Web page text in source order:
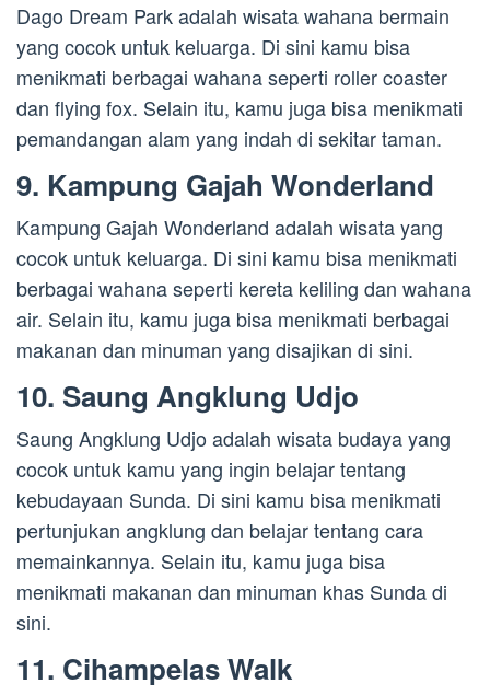
Dago Dream Park adalah wisata wahana bermain
yang cocok untuk keluarga. Di sini kamu bisa
menikmati berbagai wahana seperti roller coaster
dan flying fox. Selain itu, kamu juga bisa menikmati
pemandangan alam yang indah di sekitar taman.
9. Kampung Gajah Wonderland
Kampung Gajah Wonderland adalah wisata yang
cocok untuk keluarga. Di sini kamu bisa menikmati
berbagai wahana seperti kereta keliling dan wahana
air. Selain itu, kamu juga bisa menikmati berbagai
makanan dan minuman yang disajikan di sini.
10. Saung Angklung Udjo
Saung Angklung Udjo adalah wisata budaya yang
cocok untuk kamu yang ingin belajar tentang
kebudayaan Sunda. Di sini kamu bisa menikmati
pertunjukan angklung dan belajar tentang cara
memainkannya. Selain itu, kamu juga bisa
menikmati makanan dan minuman khas Sunda di
sini.
11. Cihampelas Walk